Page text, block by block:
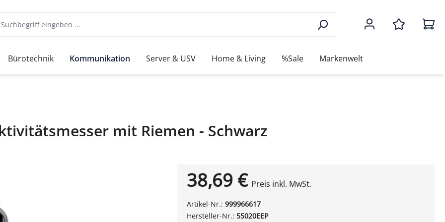
Bürotechnik Kommunikation Server & USV Home & Living %Sale Markenwelt
mit Riemen - Schwarz
38,69 € Preis inkl. MwSt.
Artikel-Nr.: 999966617
Hersteller-Nr.: 55020EEP